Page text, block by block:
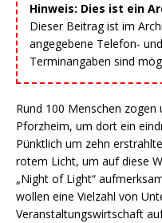
Hinweis: Dies ist ein
Dieser Beitrag ist im
angegebene Telefon-
Terminangaben sind
Rund 100 Menschen
Pforzheim, um dort ein
Pünktlich um zehn
rotem Licht, um auf diese
„Night of Light“
wollen eine Vielzahl von
Veranstaltungswirtschaft